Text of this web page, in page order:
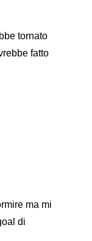
tornato
fatto
ma mi
di